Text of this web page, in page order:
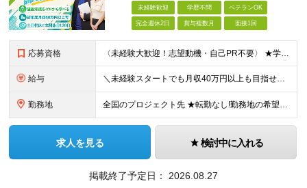
未経験歓迎 学歴不問 ベテランOK
完全週休2日 賞与複数月 面接1回
応募資格 〈未経験大歓迎！志望動機・自己PR不要〉 ★学歴・職歴・転職回数・正社員経験の有無など一切不問 ★39歳以下の方※若年層の長期キャリア形成のため 普通自動車免許（AT限定可） ※北海道、東北、東海、
給与 ＼未経験スタートでも月収40万円以上も目指せます／ ★①②から選択OK！ 相談のうえ最終的に会社が決定し、内定時に通知します。 ①：月給（～50万円）+残業代全額支給 ■関東・北信越 月給30万円
勤務地 全国のプロジェクト先 ★転勤なし!勤務地の希望考慮! ★U・Iターン歓迎! ★直行直帰OK! ■関東／東京、神奈川、埼玉、千葉、群馬、栃木、茨城 ■東北／青森、秋田、岩手、宮城、福島、山形 ■関西／
求人を見る 検討中に入れる
掲載終了予定日： 2026.08.27